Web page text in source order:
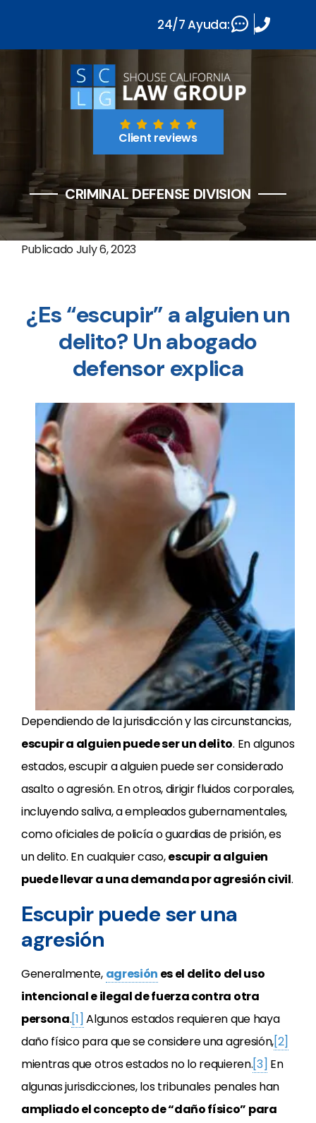
Client reviews
CRIMINAL DEFENSE DIVISION
PublicadoJuly 6, 2023
¿Es “escupir” a alguien un
delito? Un abogado
defensor explica
Dependiendo de la jurisdicción y las circunstancias,
escupir a alguien puede ser un delito. En algunos
estados, escupir a alguien puede ser considerado
asalto o agresión. En otros, dirigir fluidos corporales,
incluyendo saliva, a empleados gubernamentales,
como oficiales de policía o guardias de prisión, es
un delito. En cualquier caso,escupir a alguien
puede llevar a una demanda por agresión civil.
Escupir puede ser una
agresión
Generalmente, agresión es el delito del uso
intencional e ilegal de fuerza contra otra
persona.[1] Algunos estados requieren que haya
daño físico para que se considere una agresión,[2]
mientras que otros estados no lo requieren.[3] En
algunas jurisdicciones, los tribunales penales han
ampliado el concepto de “daño físico” para
24/7 Ayuda: